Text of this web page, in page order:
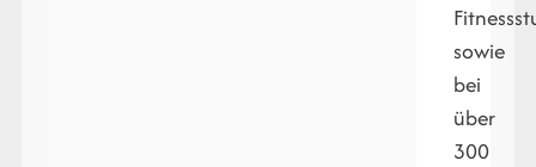
sowie
bei
über
300